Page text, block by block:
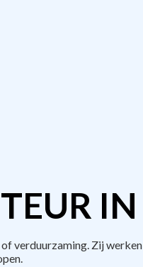
IN
verduurzaming. Zij werken